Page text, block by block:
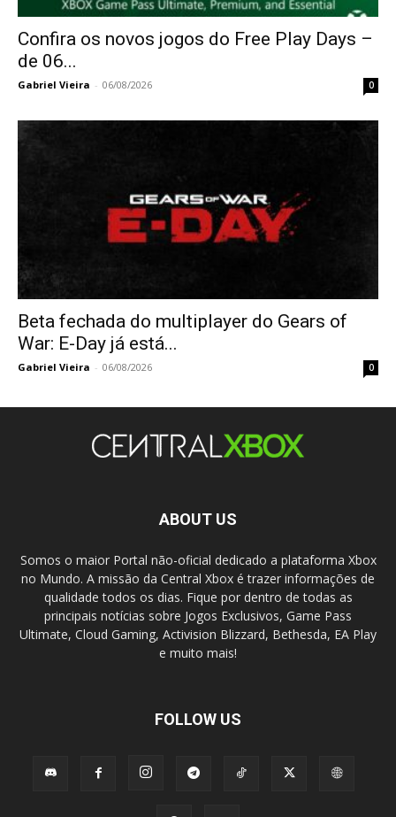
Confira os novos jogos do Free Play Days –
de 06...
Gabriel Vieira - 06/08/2026 0
Beta fechada do multiplayer do Gears of
War: E-Day já está...
Gabriel Vieira - 06/08/2026 0
ABOUT US
Somos o maior Portal não-oficial dedicado a plataforma Xbox
no Mundo. A missão da Central Xbox é trazer informações de
qualidade todos os dias. Fique por dentro de todas as
principais notícias sobre Jogos Exclusivos, Game Pass
Ultimate, Cloud Gaming, Activision Blizzard, Bethesda, EA Play
e muito mais!
FOLLOW US